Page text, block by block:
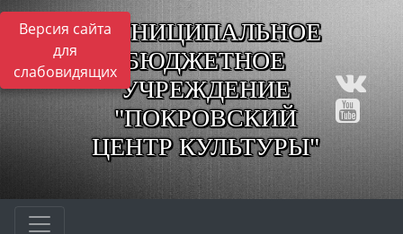
Версия сайта
для
слабовидящих
МУНИЦИПАЛЬНОЕ
БЮДЖЕТНОЕ
УЧРЕЖДЕНИЕ
"ПОКРОВСКИЙ
ЦЕНТР КУЛЬТУРЫ"